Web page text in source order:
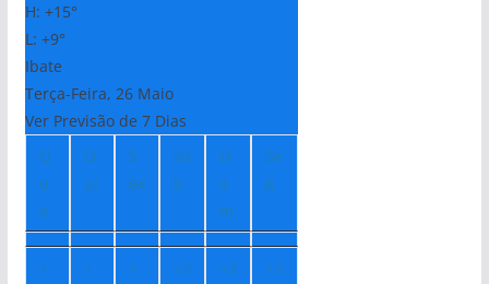
H: +15°
L: +9°
Ibate
Terça-Feira, 26 Maio
Ver Previsão de 7 Dias
Q
u
a
Q
ui
S
ex
Sá
b
D
o
m
Se
g
+
+
+
+2
+2
+2